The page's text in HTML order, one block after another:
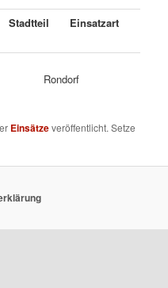
Stadtteil Einsatzart
Rondorf
Einsätzeveröffentlicht. Setze